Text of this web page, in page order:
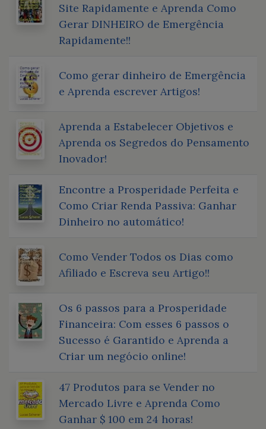
Site Rapidamente e Aprenda Como
Gerar DINHEIRO de Emergência
Rapidamente!!
Como gerar dinheiro de Emergência
e Aprenda escrever Artigos!
Aprenda a Estabelecer Objetivos e
Aprenda os Segredos do Pensamento
Inovador!
Encontre a Prosperidade Perfeita e
Como Criar Renda Passiva: Ganhar
Dinheiro no automático!
Como Vender Todos os Dias como
Afiliado e Escreva seu Artigo!!
Os 6 passos para a Prosperidade
Financeira: Com esses 6 passos o
Sucesso é Garantido e Aprenda a
Criar um negócio online!
47 Produtos para se Vender no
Mercado Livre e Aprenda Como
Ganhar $ 100 em 24 horas!